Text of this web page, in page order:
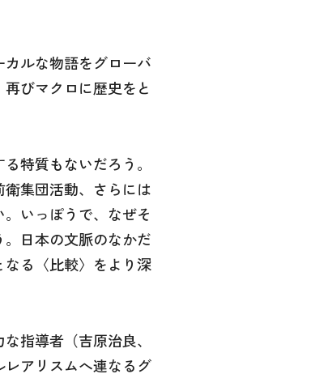
ルな物語をグローバ
びマクロに歴史をと
特質もないだろう。
集団活動、さらには
いっぽうで、なぜそ
日本の文脈のなかだ
る〈比較〉をより深
指導者（吉原治良、
アリスムへ連なるグ